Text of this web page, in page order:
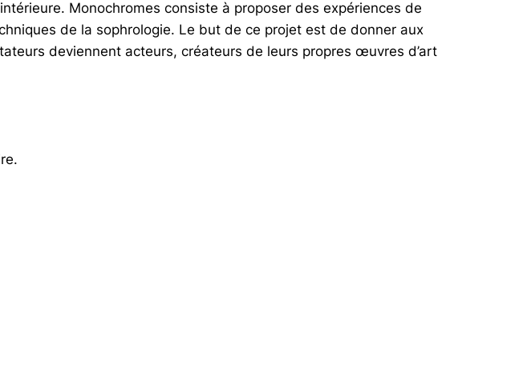
Monochromes consiste à proposer des expériences de
de la sophrologie. Le but de ce projet est de donner aux
deviennent acteurs, créateurs de leurs propres œuvres d’art